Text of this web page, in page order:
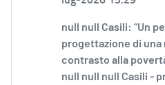
null null Casili: “Un
progettazione di una
contrasto alla
null null null Casili -